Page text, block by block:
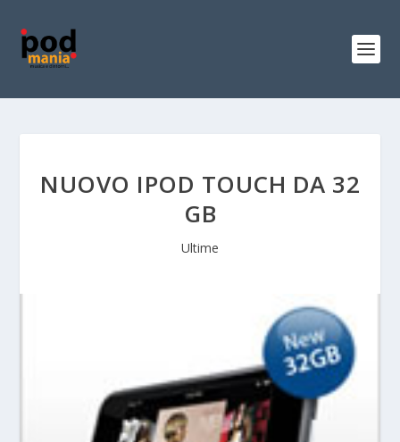
NUOVO IPOD TOUCH DA 32
GB
Ultime